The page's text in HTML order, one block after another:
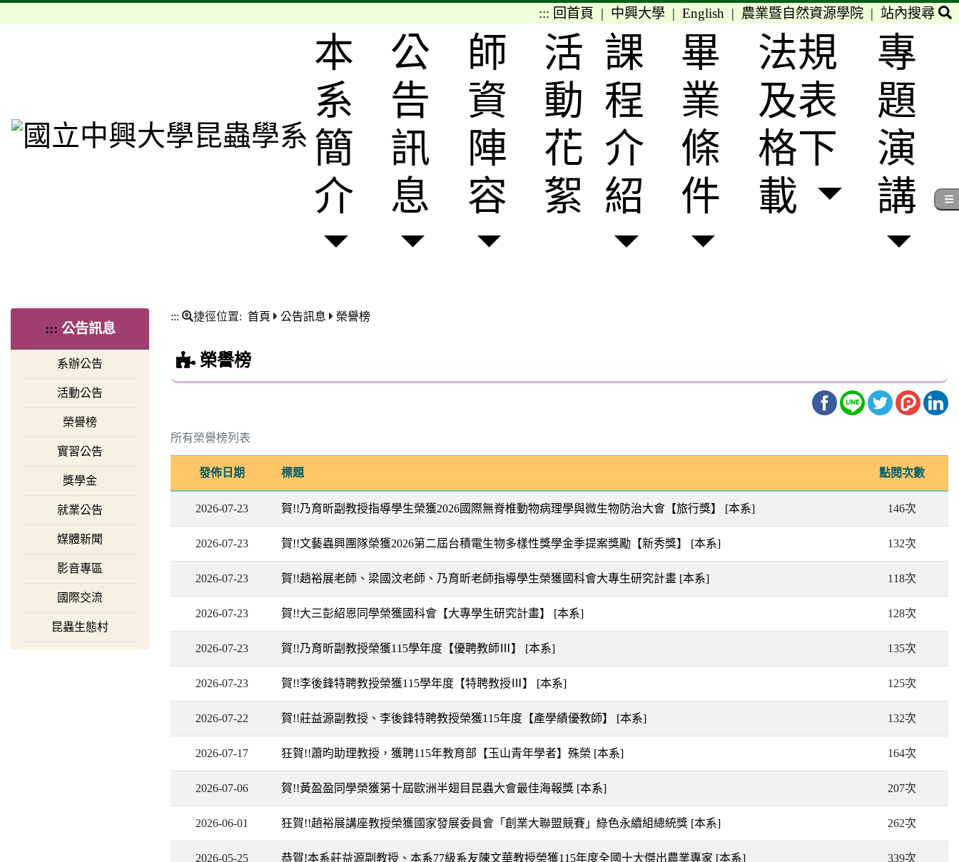
::: 回首頁 | 中興大學| English | 農業暨自然資源學院| 站內搜尋
本
系
簡
介
公
告
訊
息
師
資
陣
容
活
動
花
絮
課
程
介
紹
畢
業
條
件
法規
及表
格下
載
專
題
演
講
::: 公告訊息
系辦公告
活動公告
榮譽榜
實習公告
獎學金
就業公告
媒體新聞
影音專區
國際交流
昆蟲生態村
::: 捷徑位置: 首頁 公告訊息 榮譽榜
榮譽榜
所有榮譽榜列表
發佈日期 標題 點閱次數
2026-07-23 賀!!乃育昕副教授指導學生榮獲2026國際無脊椎動物病理學與微生物防治大會【旅行獎】 [本系] 146次
2026-07-23 賀!!文藝蟲興團隊榮獲2026第二屆台積電生物多樣性獎學金季提案獎勵【新秀獎】 [本系] 132次
2026-07-23 賀!!趙裕展老師、梁國汶老師、乃育昕老師指導學生榮獲國科會大專生研究計畫 [本系] 118次
2026-07-23 賀!!大三彭紹恩同學榮獲國科會【大專學生研究計畫】 [本系] 128次
2026-07-23 賀!!乃育昕副教授榮獲115學年度【優聘教師Ⅲ】 [本系] 135次
2026-07-23 賀!!李後鋒特聘教授榮獲115學年度【特聘教授Ⅲ】 [本系] 125次
2026-07-22 賀!!莊益源副教授、李後鋒特聘教授榮獲115年度【產學績優教師】 [本系] 132次
2026-07-17 狂賀!!蕭昀助理教授，獲聘115年教育部【玉山青年學者】殊榮 [本系] 164次
2026-07-06 賀!!黃盈盈同學榮獲第十屆歐洲半翅目昆蟲大會最佳海報獎 [本系] 207次
2026-06-01 狂賀!!趙裕展講座教授榮獲國家發展委員會「創業大聯盟競賽」綠色永續組總統獎 [本系] 262次
2026-05-25 恭賀!本系莊益源副教授、本系77級系友陳文華教授榮獲115年度全國十大傑出農業專家 [本系] 339次